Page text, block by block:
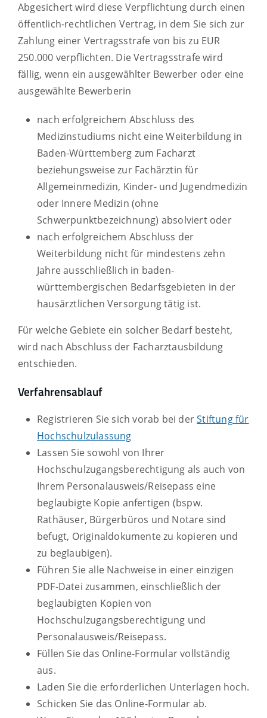
Abgesichert wird diese Verpflichtung durch einen
öffentlich-rechtlichen Vertrag, in dem Sie sich zur
Zahlung einer Vertragsstrafe von bis zu EUR
250.000 verpflichten. Die Vertragsstrafe wird
fällig, wenn ein ausgewählter Bewerber oder eine
ausgewählte Bewerberin
nach erfolgreichem Abschluss des
Medizinstudiums nicht eine Weiterbildung in
Baden-Württemberg zum Facharzt
beziehungsweise zur Fachärztin für
Allgemeinmedizin, Kinder- und Jugendmedizin
oder Innere Medizin (ohne
Schwerpunktbezeichnung) absolviert oder
nach erfolgreichem Abschluss der
Weiterbildung nicht für mindestens zehn
Jahre ausschließlich in baden-
württembergischen Bedarfsgebieten in der
hausärztlichen Versorgung tätig ist.
Für welche Gebiete ein solcher Bedarf besteht,
wird nach Abschluss der Facharztausbildung
entschieden.
Verfahrensablauf
Registrieren Sie sich vorab bei derStiftung für
Hochschulzulassung
Lassen Sie sowohl von Ihrer
Hochschulzugangsberechtigung als auch von
Ihrem Personalausweis/Reisepass eine
beglaubigte Kopie anfertigen (bspw.
Rathäuser, Bürgerbüros und Notare sind
befugt, Originaldokumente zu kopieren und
zu beglaubigen).
Führen Sie alle Nachweise in einer einzigen
PDF-Datei zusammen, einschließlich der
beglaubigten Kopien von
Hochschulzugangsberechtigung und
Personalausweis/Reisepass.
Füllen Sie das Online-Formular vollständig
aus.
Laden Sie die erforderlichen Unterlagen hoch.
Schicken Sie das Online-Formular ab.